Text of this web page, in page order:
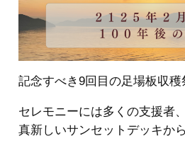
記念すべき9回目の足場板収穫
セレモニーには多くの支援者
真新しいサンセットデッキか